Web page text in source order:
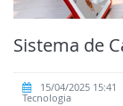
Sistema de
15/04/2025 15:41
Tecnologia